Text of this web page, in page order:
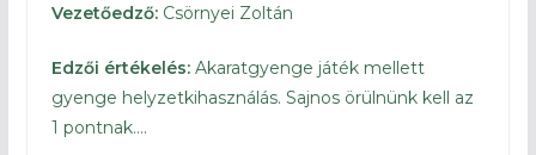
Vezetőedző:Csörnyei Zoltán
Edzői értékelés: Akaratgyenge játék mellett
gyenge helyzetkihasználás. Sajnos örülnünk kell az
1 pontnak….